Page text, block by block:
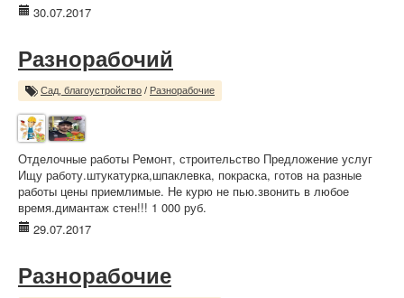
30.07.2017
Разнорабочий
Сад, благоустройство / Разнорабочие
Отделочные работы Ремонт, строительство Предложение услуг
Ищу работу.штукатурка,шпаклевка, покраска, готов на разные
работы цены приемлимые. Не курю не пью.звонить в любое
время.димантаж стен!!! 1 000 руб.
29.07.2017
Разнорабочие